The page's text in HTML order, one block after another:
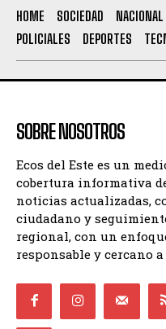
HOME SOCIEDAD NACIONAL
POLICIALES
DEPORTES
SOBRE NOSOTROS
Ecos del Este es un
cobertura informativa
noticias actualizadas,
ciudadano y
regional, con un
responsable y cercano